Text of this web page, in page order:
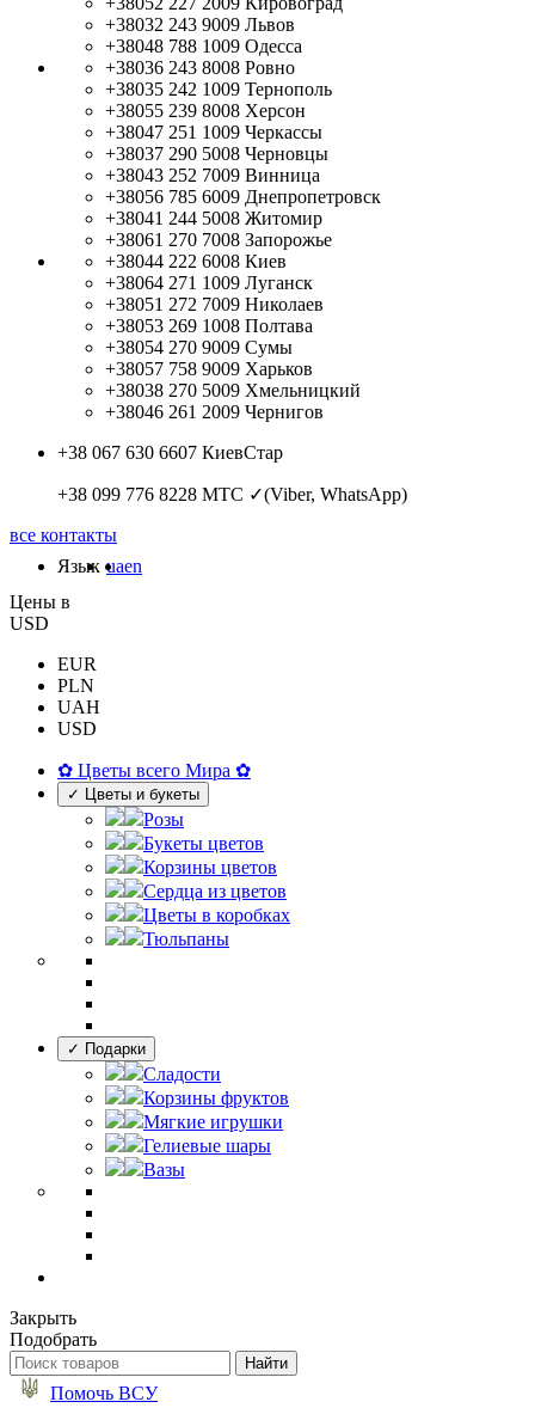
+38032 243 9009 Львов
+38048 788 1009 Одесса
+38036 243 8008 Ровно
+38035 242 1009 Тернополь
+38055 239 8008 Херсон
+38047 251 1009 Черкассы
+38037 290 5008 Черновцы
+38043 252 7009 Винница
+38056 785 6009 Днепропетровск
+38041 244 5008 Житомир
+38061 270 7008 Запорожье
+38044 222 6008 Киев
+38064 271 1009 Луганск
+38051 272 7009 Николаев
+38053 269 1008 Полтава
+38054 270 9009 Сумы
+38057 758 9009 Харьков
+38038 270 5009 Хмельницкий
+38046 261 2009 Чернигов
+38 067 630 6607 КиевСтар
+38 099 776 8228 МТС ✓(Viber, WhatsApp)
все контакты
Язык uaen
Цены в
USD
EUR
PLN
UAH
USD
✿ Цветы всего Мира ✿
✓ Цветы и букеты
Розы
Букеты цветов
Корзины цветов
Сердца из цветов
Цветы в коробках
Тюльпаны
✓ Подарки
Сладости
Корзины фруктов
Мягкие игрушки
Гелиевые шары
Вазы
Закрыть
Подобрать
Помочь ВСУ